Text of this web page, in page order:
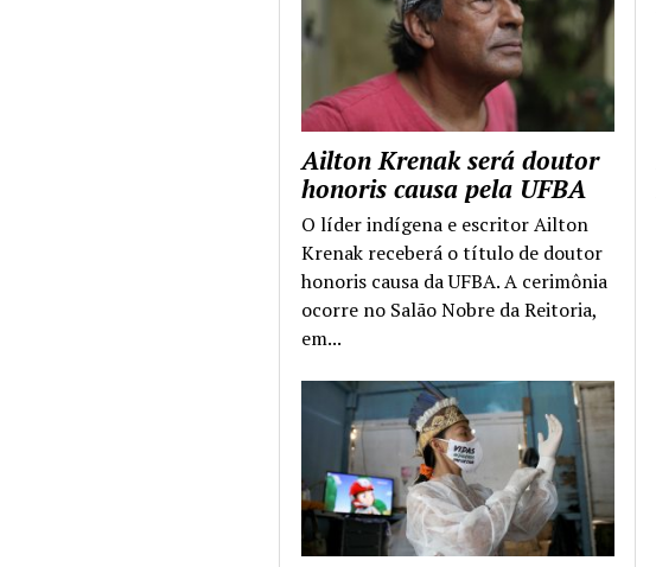
Ailton Krenak será doutor
honoris causa pela UFBA
O líder indígena e escritor Ailton
Krenak receberá o título de doutor
honoris causa da UFBA. A cerimônia
ocorre no Salão Nobre da Reitoria,
em...